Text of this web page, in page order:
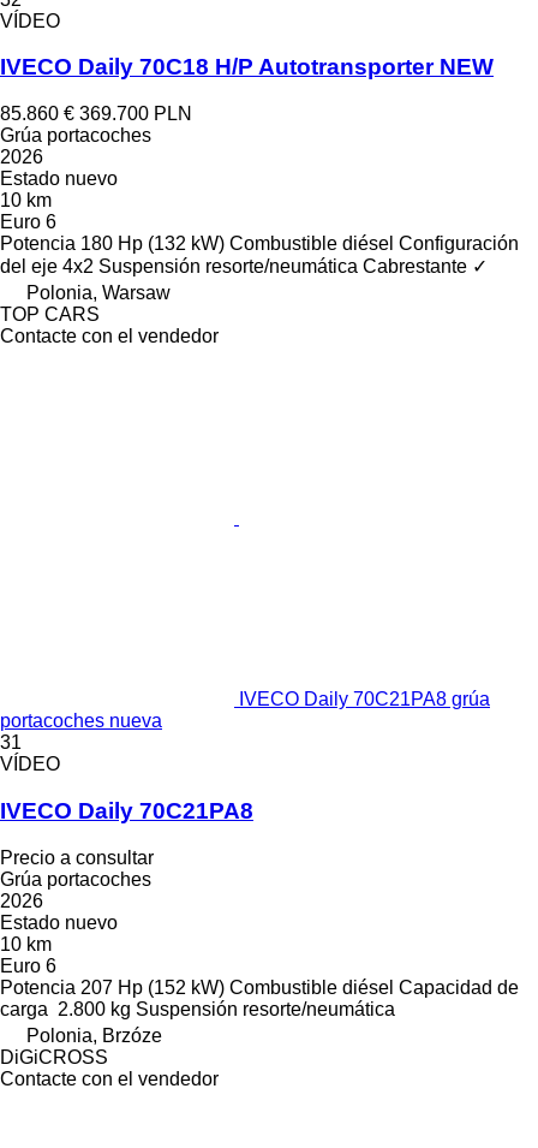
VÍDEO
IVECO Daily 70C18 H/P Autotransporter NEW
85.860 € 369.700 PLN
Grúa portacoches
2026
Estado nuevo
10 km
Euro 6
Potencia 180 Hp (132 kW) Combustible diésel Configuración
del eje 4x2 Suspensión resorte/neumática Cabrestante ✓
Polonia, Warsaw
TOP CARS
Contacte con el vendedor
IVECO Daily 70C21PA8 grúa
portacoches nueva
31
VÍDEO
IVECO Daily 70C21PA8
Precio a consultar
Grúa portacoches
2026
Estado nuevo
10 km
Euro 6
Potencia 207 Hp (152 kW) Combustible diésel Capacidad de
carga 2.800 kg Suspensión resorte/neumática
Polonia, Brzóze
DiGiCROSS
Contacte con el vendedor